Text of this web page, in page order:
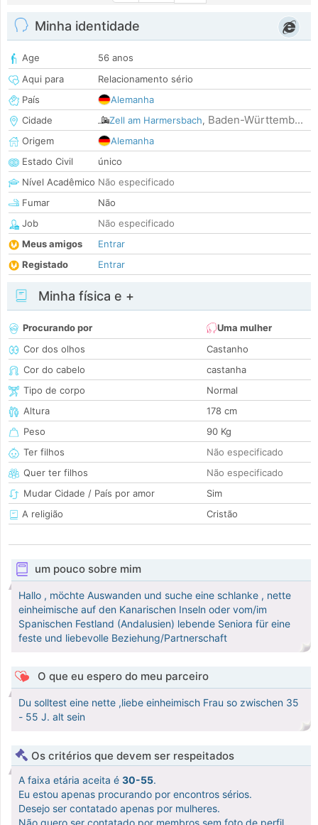
Minha identidade
Age
56 anos
Aqui para
Relacionamento sério
País
Alemanha
Cidade
Zell am Harmersbach, Baden-Württemb...
Origem
Alemanha
Estado Civil
único
Nível Acadêmico Não especificado
Fumar
Não
Job
Não especificado
Meus amigos
Entrar
Registado
Entrar
Minha física e +
Procurando por
Uma mulher
Cor dos olhos
Castanho
Cor do cabelo
castanha
Tipo de corpo
Normal
Altura
178 cm
Peso
90 Kg
Ter filhos
Não especificado
Quer ter filhos
Não especificado
Mudar Cidade / País por amor
Sim
A religião
Cristão
um pouco sobre mim
Hallo , möchte Auswanden und suche eine schlanke , nette
einheimische auf den Kanarischen Inseln oder vom/im
Spanischen Festland (Andalusien) lebende Seniora für eine
feste und liebevolle Beziehung/Partnerschaft
O que eu espero do meu parceiro
Du solltest eine nette ,liebe einheimisch Frau so zwischen 35
- 55 J. alt sein
Os critérios que devem ser respeitados
A faixa etária aceita é 30-55.
Eu estou apenas procurando por encontros sérios.
Desejo ser contatado apenas por mulheres.